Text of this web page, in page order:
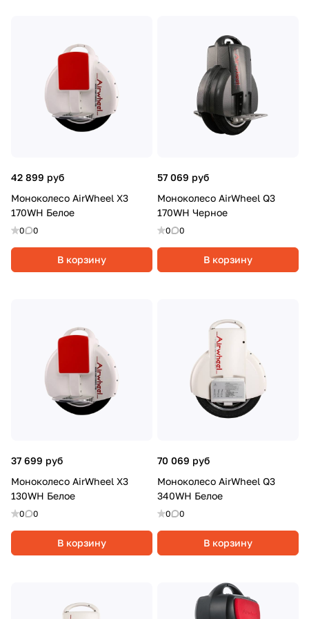
42 899 руб
Моноколесо AirWheel X3
170WH Белое
0 0
В корзину
57 069 руб
Моноколесо AirWheel Q3
170WH Черное
0 0
В корзину
37 699 руб
Моноколесо AirWheel X3
130WH Белое
0 0
В корзину
70 069 руб
Моноколесо AirWheel Q3
340WH Белое
0 0
В корзину